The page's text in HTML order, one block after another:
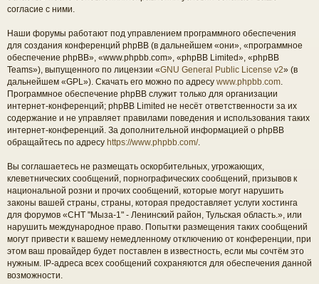
согласие с ними.
Наши форумы работают под управлением программного обеспечения
для создания конференций phpBB (в дальнейшем «они», «программное
обеспечение phpBB», «www.phpbb.com», «phpBB Limited», «phpBB
Teams»), выпущенного по лицензии «GNU General Public License v2» (в
дальнейшем «GPL»). Скачать его можно по адресу www.phpbb.com
Программное обеспечение phpBB служит только для организации
интернет-конференций; phpBB Limited не несёт ответственности за их
содержание и не управляет правилами поведения и использования таких
интернет-конференций. За дополнительной информацией о phpBB
обращайтесь по адресу https://www.phpbb.com/.
Вы соглашаетесь не размещать оскорбительных, угрожающих,
клеветнических сообщений, порнографических сообщений, призывов к
национальной розни и прочих сообщений, которые могут нарушить
законы вашей страны, страны, которая предоставляет услуги хостинга
для форумов «СНТ "Мыза-1" - Ленинский район, Тульская область.», или
нарушить международное право. Попытки размещения таких сообщений
могут привести к вашему немедленному отключению от конференции, при
этом ваш провайдер будет поставлен в известность, если мы сочтём это
нужным. IP-адреса всех сообщений сохраняются для обеспечения данной
возможности.